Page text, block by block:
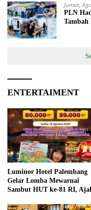
Jumat,
PLN
Tambah
ENTERTAIMENT
Luminor Hotel Palembang
Gelar Lomba Mewarnai
Sambut HUT ke-81 RI,